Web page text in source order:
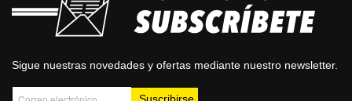
Sigue nuestras novedades y ofertas mediante nuestro newsletter.